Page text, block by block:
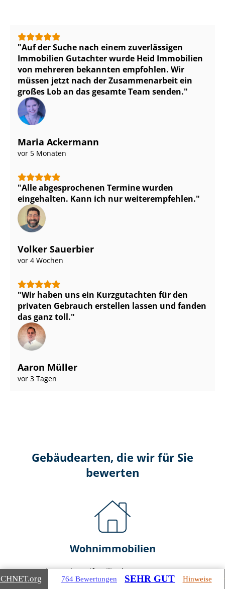
Auf der Suche nach einem zuverlässigen
Immobilien Gutachter wurde Heid Immobilien
von mehreren bekannten empfohlen. Wir
müssen jetzt nach der Zusammenarbeit ein
großes Lob an das gesamte Team senden.
Maria Ackermann
vor 5 Monaten
Alle abgesprochenen Termine wurden
eingehalten. Kann ich nur weiterempfehlen.
Volker Sauerbier
vor 4 Wochen
Wir haben uns ein Kurzgutachten für den
privaten Gebrauch erstellen lassen und fanden
das ganz toll.
Aaron Müller
vor 3 Tagen
Gebäudearten, die wir für Sie
bewerten
Wohnimmobilien
Ein- und Zwei­fa­mi­li­en­häu­ser
Doppel- & Reihenhäuser
.org 764 Bewertungen SEHR GUT Hinweise